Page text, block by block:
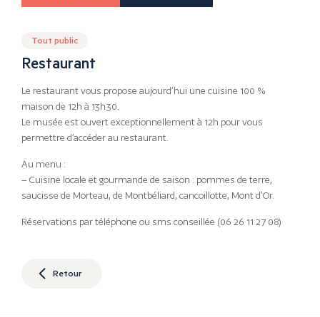
Tout public
Restaurant
Le restaurant vous propose aujourd’hui une cuisine 100 %
maison de 12h à 13h30.
Le musée est ouvert exceptionnellement à 12h pour vous
permettre d’accéder au restaurant.
Au menu :
– Cuisine locale et gourmande de saison : pommes de terre,
saucisse de Morteau, de Montbéliard, cancoillotte, Mont d’Or.
Réservations par téléphone ou sms conseillée (06 26 11 27 08)
Retour